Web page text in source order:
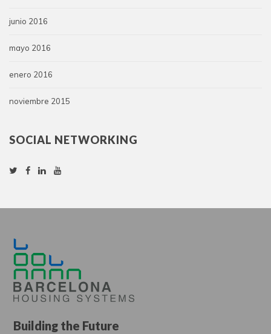
junio 2016
mayo 2016
enero 2016
noviembre 2015
SOCIAL NETWORKING
Building the Future